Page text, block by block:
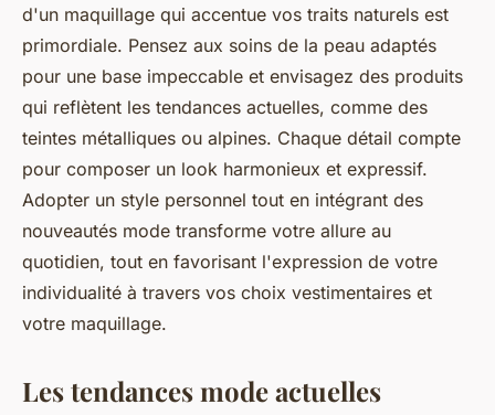
d'un maquillage qui accentue vos traits naturels est
primordiale. Pensez aux soins de la peau adaptés
pour une base impeccable et envisagez des produits
qui reflètent les tendances actuelles, comme des
teintes métalliques ou alpines. Chaque détail compte
pour composer un look harmonieux et expressif.
Adopter un style personnel tout en intégrant des
nouveautés mode transforme votre allure au
quotidien, tout en favorisant l'expression de votre
individualité à travers vos choix vestimentaires et
votre maquillage.
Les tendances mode actuelles